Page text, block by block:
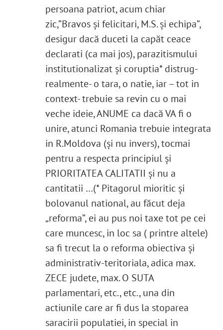
persoana patriot, acum chiar
zic,”Bravos și felicitari, M.S. și echipa”,
desigur dacă duceti la capăt ceace
declarati (ca mai jos), parazitismului
institutionalizat și coruptia* distrug-
realmente- o tara, o natie, iar – tot in
context- trebuie sa revin cu o mai
veche ideie, ANUME ca dacă VA fi o
unire, atunci Romania trebuie integrata
in R.Moldova (și nu invers), tocmai
pentru a respecta principiul și
PRIORITATEA CALITATII și nu a
cantitatii …(* Pitagorul mioritic și
bolovanul national, au făcut deja
„reforma”, ei au pus noi taxe tot pe cei
care muncesc, in loc sa ( printre altele)
sa fi trecut la o reforma obiectiva și
administrativ-teritoriala, adica max.
ZECE judete, max. O SUTA
parlamentari, etc., etc., una din
actiunile care ar fi dus la stoparea
saracirii populatiei, in special in